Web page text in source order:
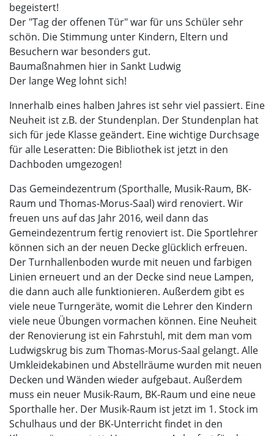
begeistert!
Der "Tag der offenen Tür" war für uns Schüler sehr
schön. Die Stimmung unter Kindern, Eltern und
Besuchern war besonders gut.
Baumaßnahmen hier in Sankt Ludwig
Der lange Weg lohnt sich!
Innerhalb eines halben Jahres ist sehr viel passiert. Eine
Neuheit ist z.B. der Stundenplan. Der Stundenplan hat
sich für jede Klasse geändert. Eine wichtige Durchsage
für alle Leseratten: Die Bibliothek ist jetzt in den
Dachboden umgezogen!
Das Gemeindezentrum (Sporthalle, Musik-Raum, BK-
Raum und Thomas-Morus-Saal) wird renoviert. Wir
freuen uns auf das Jahr 2016, weil dann das
Gemeindezentrum fertig renoviert ist. Die Sportlehrer
können sich an der neuen Decke glücklich erfreuen.
Der Turnhallenboden wurde mit neuen und farbigen
Linien erneuert und an der Decke sind neue Lampen,
die dann auch alle funktionieren. Außerdem gibt es
viele neue Turngeräte, womit die Lehrer den Kindern
viele neue Übungen vormachen können. Eine Neuheit
der Renovierung ist ein Fahrstuhl, mit dem man vom
Ludwigskrug bis zum Thomas-Morus-Saal gelangt. Alle
Umkleidekabinen und Abstellräume wurden mit neuen
Decken und Wänden wieder aufgebaut. Außerdem
muss ein neuer Musik-Raum, BK-Raum und eine neue
Sporthalle her. Der Musik-Raum ist jetzt im 1. Stock im
Schulhaus und der BK-Unterricht findet in den